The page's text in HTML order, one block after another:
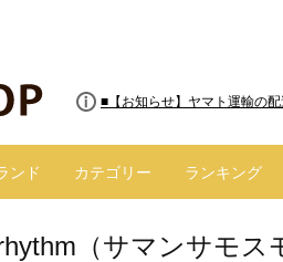
■8/13(木)AM2:00～サイトメ
■【お知らせ】ヤマト運輸の
ンド カテゴリー ランキング
（サマンサモス